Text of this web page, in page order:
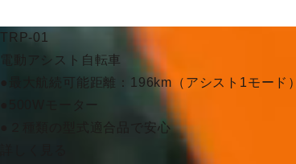
TRP-01
電動アシスト自転車
●最大航続可能距離：196km（アシスト1モード）
●500Wモーター
●２種類の型式適合品で安心